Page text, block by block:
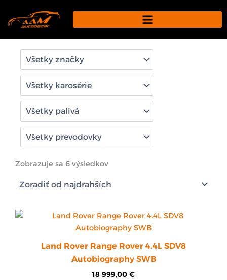
obsah
Zobrazuje sa 6 výsledkovpodľa
najvyššej
Land Rover Range Rover 4.4L SDV8
Autobiography SWB
18 999,00 €